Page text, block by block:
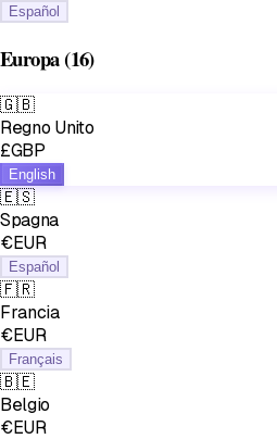
Español
Europa(16)
🇬🇧
Regno Unito
£GBP
English
🇪🇸
Spagna
€EUR
Español
🇫🇷
Francia
€EUR
Français
🇧🇪
Belgio
€EUR